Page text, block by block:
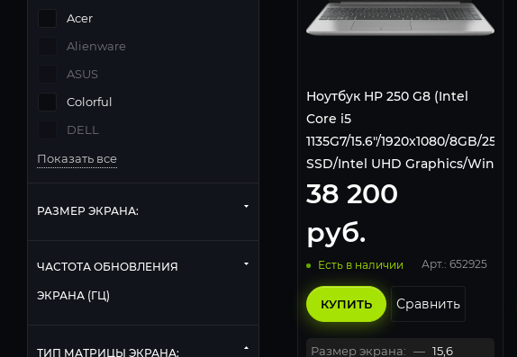
Ноутбук HP 250 G8 (Intel
Core i5
1135G7/15.6"/1920x1080/8GB/256GB
SSD/Intel UHD Graphics/Win
10 Home) 3V5F4EA, Silver
38 200
руб.
Есть в наличии Арт.: 652925
КУПИТЬ Сравнить
Размер экрана: — 15,6
Acer
Alienware
ASUS
Colorful
DELL
Показать все
РАЗМЕР ЭКРАНА:
ЧАСТОТА ОБНОВЛЕНИЯ
ЭКРАНА (ГЦ)
ТИП МАТРИЦЫ ЭКРАНА: